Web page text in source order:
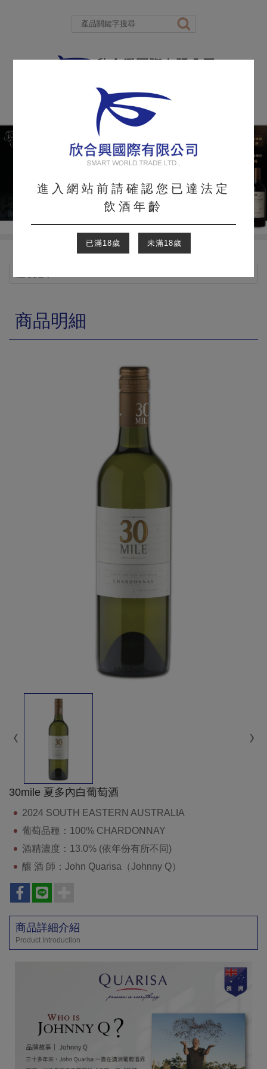
商品明細
30mile 夏多內白葡萄酒
2024 SOUTH EASTERN AUSTRALIA
葡萄品種：100% CHARDONNAY
酒精濃度：13.0% (依年份有所不同)
釀 酒 師：John Quarisa（Johnny Q）
商品詳細介紹
Product Introduction
進入網站前請確認您已達法定
飲酒年齡
已滿18歲 未滿18歲